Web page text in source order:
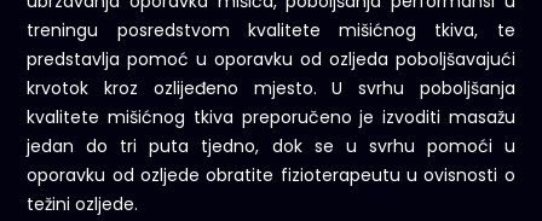
treningu posredstvom kvalitete mišićnog tkiva, te
predstavlja pomoć u oporavku od ozljeda poboljšavajući
krvotok kroz ozlijeđeno mjesto. U svrhu poboljšanja
kvalitete mišićnog tkiva preporučeno je izvoditi masažu
jedan do tri puta tjedno, dok se u svrhu pomoći u
oporavku od ozljede obratite fizioterapeutu u ovisnosti o
težini ozljede.